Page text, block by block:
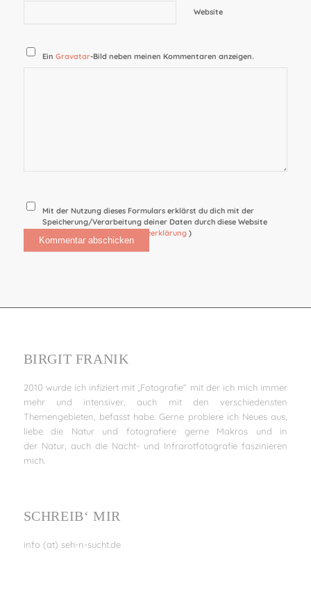
Website
EinGravatar-Bild neben meinen Kommentaren anzeigen.
Mit der Nutzung dieses Formulars erklärst du dich mit der
Speicherung/Verarbeitung deiner Daten durch diese Website
Datenschutzerklärung)
BIRGIT FRANIK
2010 wurde ich infiziert mit „Fotografie“ mit der ich mich immer
mehr und intensiver, auch mit den verschiedensten
Themengebieten, befasst habe. Gerne probiere ich Neues aus,
liebe die Natur und fotografiere gerne Makros und in
der Natur, auch die Nacht- und Infrarotfotografie faszinieren
mich.
SCHREIB‘ MIR
info (at) seh-n-sucht.de